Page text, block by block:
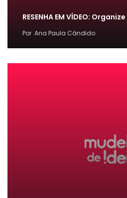
RESENHA EM VÍDEO:
Por Ana Paula Cândido